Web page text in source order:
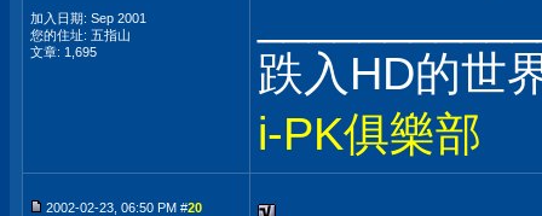
加入日期: Sep 2001
您的住址: 五指山
文章: 1,695
跌入HD的世
i-PK俱樂部
2002-02-23, 06:50 PM #20